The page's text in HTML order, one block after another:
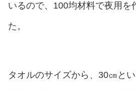
いるので、100均材料で夜用を
た。
タオルのサイズから、30㎝と